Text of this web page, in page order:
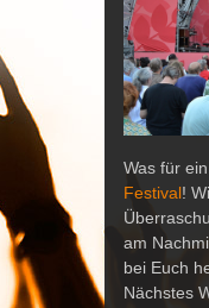
Was für
Festival!
am
bei Euch
Nächstes